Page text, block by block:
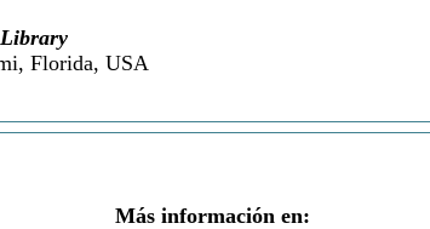
Florida, USA
Más información en: